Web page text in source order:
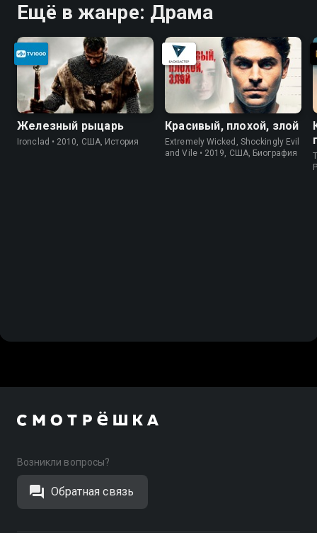
Ещё в жанре: Драма
Железный рыцарь
Ironclad • 2010, США, История
Красивый, плохой, злой
Extremely Wicked, Shockingly Evil
and Vile • 2019, США, Биография
Возникли вопросы?
Обратная связь